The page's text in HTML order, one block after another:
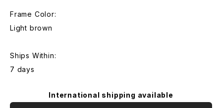
Frame Color:
Light brown
Ships Within:
7 days
International shipping available